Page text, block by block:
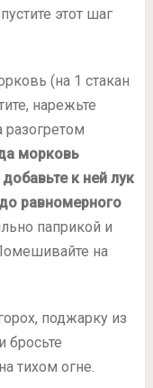
этот шаг
(на 1 стакан
нарежьте
разогретом
морковь
к ней лук
равномерного
паприкой и
на
поджарку из
бросьте
тихом огне.